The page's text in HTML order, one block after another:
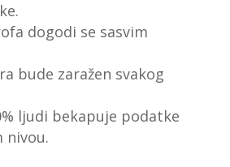
dogodi se sasvim
bude zaražen svakog
ljudi bekapuje podatke
nivou.